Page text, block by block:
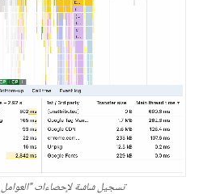
تسجيل شاشة لإحصاءات "العوامل